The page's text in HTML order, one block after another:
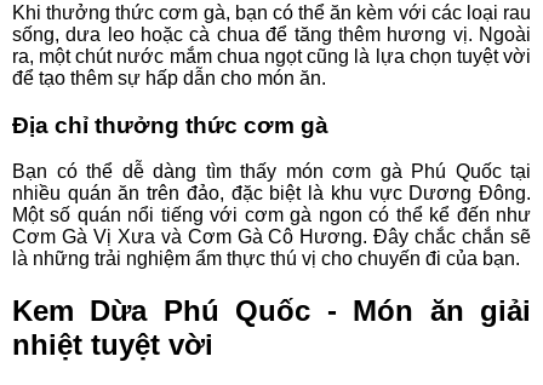
Khi thưởng thức cơm gà, bạn có thể ăn kèm với các loại rau
sống, dưa leo hoặc cà chua để tăng thêm hương vị. Ngoài
ra, một chút nước mắm chua ngọt cũng là lựa chọn tuyệt vời
để tạo thêm sự hấp dẫn cho món ăn.
Địa chỉ thưởng thức cơm gà
Bạn có thể dễ dàng tìm thấy món cơm gà Phú Quốc tại
nhiều quán ăn trên đảo, đặc biệt là khu vực Dương Đông.
Một số quán nổi tiếng với cơm gà ngon có thể kể đến như
Cơm Gà Vị Xưa và Cơm Gà Cô Hương. Đây chắc chắn sẽ
là những trải nghiệm ẩm thực thú vị cho chuyến đi của bạn.
Kem Dừa Phú Quốc - Món ăn giải
nhiệt tuyệt vời